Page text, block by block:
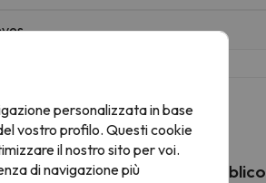
Trasporto pubblico
personalizzata in base
vostro profilo. Questi cookie
il nostro sito per voi.
di navigazione più